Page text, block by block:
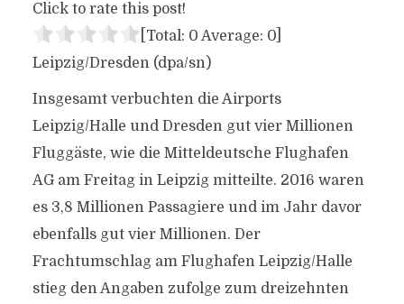
Click to rate this post!
[Total: 0 Average: 0]
Leipzig/Dresden (dpa/sn)
Insgesamt verbuchten die Airports
Leipzig/Halle und Dresden gut vier Millionen
Fluggäste, wie die Mitteldeutsche Flughafen
AG am Freitag in Leipzig mitteilte. 2016 waren
es 3,8 Millionen Passagiere und im Jahr davor
ebenfalls gut vier Millionen. Der
Frachtumschlag am Flughafen Leipzig/Halle
stieg den Angaben zufolge zum dreizehnten